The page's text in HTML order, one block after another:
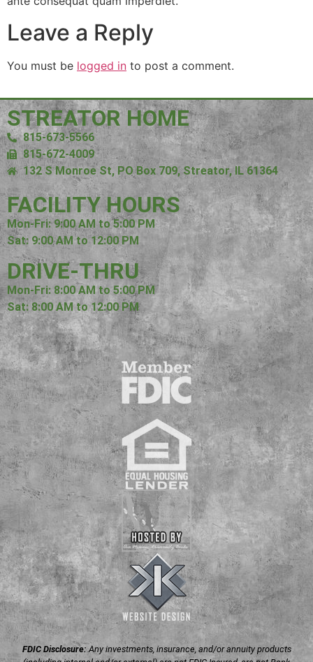
Leave a Reply
You must be logged in to post a comment.
STREATOR HOME
815-673-5566
815-672-4009
132 S Monroe St, PO Box 709, Streator, IL 61364
FACILITY HOURS
Mon-Fri: 9:00 AM to 5:00 PM
Sat: 9:00 AM to 12:00 PM
DRIVE-THRU
Mon-Fri: 8:00 AM to 5:00 PM
Sat: 8:00 AM to 12:00 PM
FDIC Disclosure:Any investments, insurance, and/or annuity products